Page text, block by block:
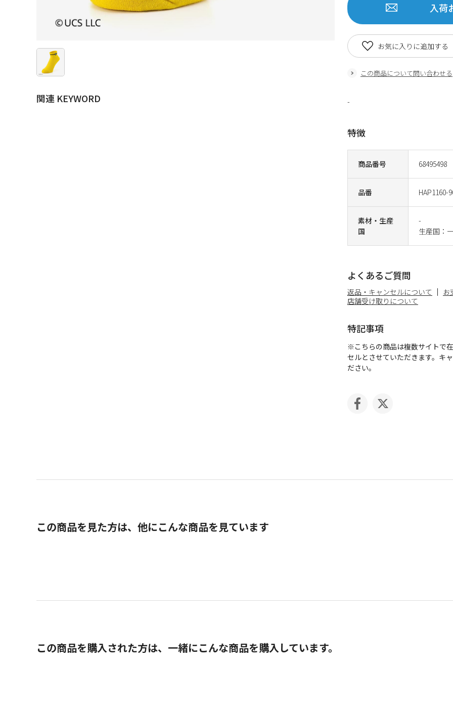
関連 KEYWORD
商品番号 68495498
品番 HAP1160-
素材・生産
国
-
生産国：
入荷
この商品について問い合わせる
お気に入りに追加する
-
特徴
よくあるご質問
返品・キャンセルについて
お
店舗受け取りについて
特記事項
※こちらの商品は複数サイトで
セルとさせていただきます。キ
ださい。
この商品を見た方は、他にこんな商品を見ています
この商品を購入された方は、一緒にこんな商品を購入しています。